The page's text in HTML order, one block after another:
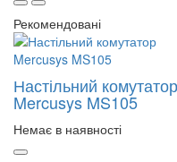
Рекомендовані
Настільний комутатор
Mercusys MS105
Немає в наявності